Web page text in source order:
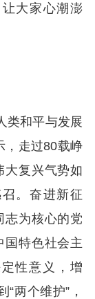
大家心潮澎
类和平与发展
，走过80载峥
大复兴气势如
。奋进新征
志为核心的党
国特色社会主
性意义，增
“两个维护”，